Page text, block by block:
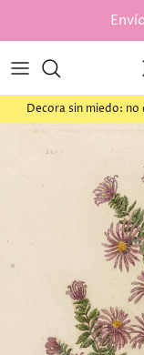
Decora sin miedo: